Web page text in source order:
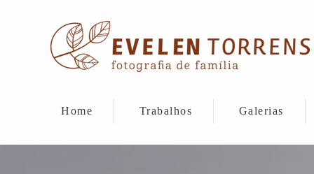
Home Trabalhos Galerias